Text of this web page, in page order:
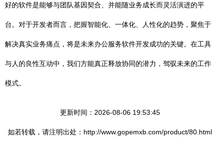
好的软件是能够与团队基因契合、并能随业务成长而灵活演进的平
台。对于开发者而言，把握智能化、一体化、人性化的趋势，聚焦于
解决真实业务痛点，将是未来办公服务软件开发成功的关键。在工具
与人的良性互动中，我们方能真正释放协同的潜力，驾驭未来的工作
模式。
更新时间：2026-08-06 19:53:45
如若转载，请注明出处：http://www.gopemxb.com/product/80.html